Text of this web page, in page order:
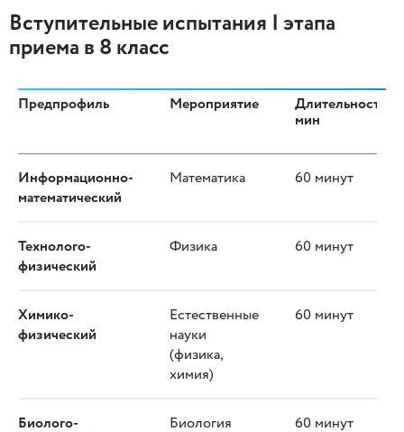
Вступительные испытания I этапа
приема в 8 класс
Предпрофиль Мероприятие
Длительность,
мин
Информационно-
математический
Математика 60 минут
Технолого-
физический
Физика 60 минут
Химико-
физический
Естественные
науки
(физика,
химия)
60 минут
Биолого-
Биология 60 минут